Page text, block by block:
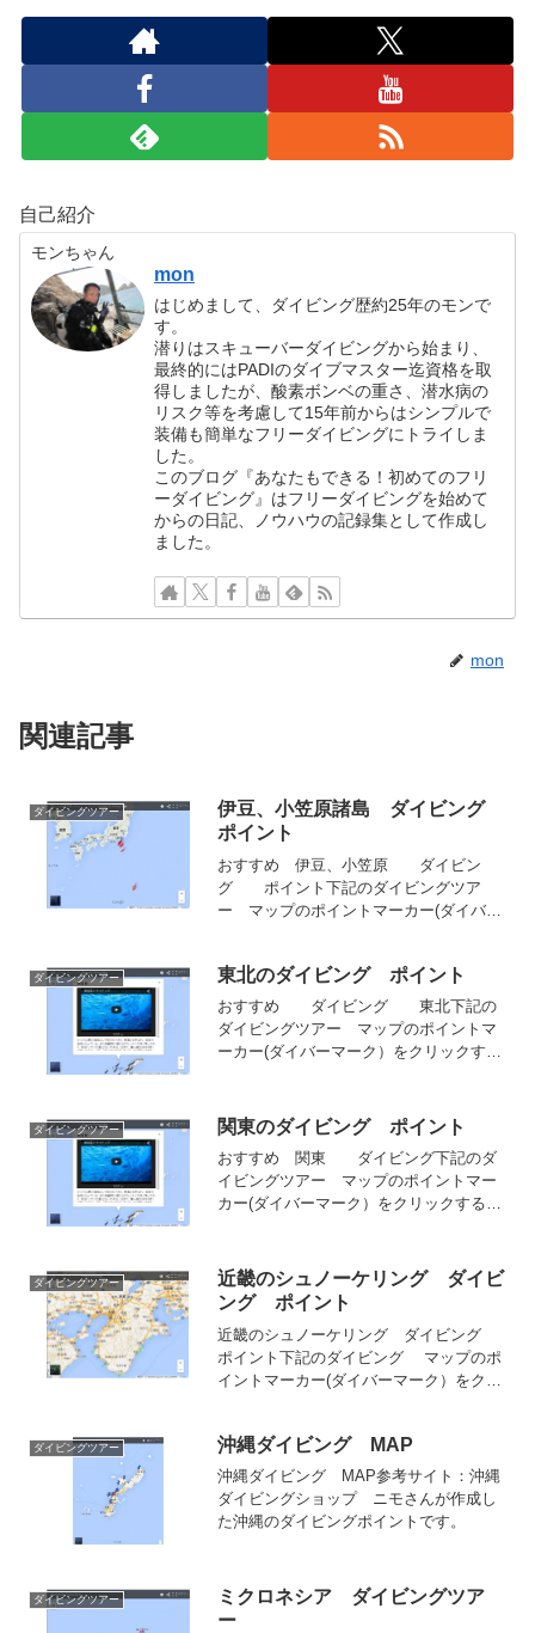
自己紹介
モンちゃん
mon
はじめまして、ダイビング歴約25年のモンで
す。
潜りはスキューバーダイビングから始まり、
最終的にはPADIのダイブマスター迄資格を取
得しましたが、酸素ボンベの重さ、潜水病の
リスク等を考慮して15年前からはシンプルで
装備も簡単なフリーダイビングにトライしま
した。
このブログ『あなたもできる！初めてのフリ
ーダイビング』はフリーダイビングを始めて
からの日記、ノウハウの記録集として作成し
ました。
mon
関連記事
ダイビングツアー
伊豆、小笠原諸島 ダイビング
ポイント
おすすめ 伊豆、小笠原 ダイビン
グ ポイント下記のダイビングツア
ー マップのポイントマーカー(ダイバー
りやすいダイビングポイントMapへの
Linkが表示されます。伊...
ダイビングツアー 東北のダイビング ポイント
おすすめ ダイビング 東北下記の
ダイビングツアー マップのポイントマ
ーカー(ダイバーマーク）をクリックする
ントMapへのLinkが表示されます。東北
のポイント：１０...
ダイビングツアー 関東のダイビング ポイント
おすすめ 関東 ダイビング下記のダ
イビングツアー マップのポイントマー
カー(ダイバーマーク）をクリックすると
トMapへのLinkが表示されます。関東の
ポイント：６か所...
ダイビングツアー
近畿のシュノーケリング ダイビ
ング ポイント
近畿のシュノーケリング ダイビング
ポイント下記のダイビング マップのポ
イントマーカー(ダイバーマーク）をクリ
ングポイントMapへのLinkが表示されま
す。近畿のポイ...
ダイビングツアー 沖縄ダイビング MAP
沖縄ダイビング MAP参考サイト：沖縄
ダイビングショップ ニモさんが作成し
た沖縄のダイビングポイントです。
ダイビングツアー
ミクロネシア ダイビングツア
ー